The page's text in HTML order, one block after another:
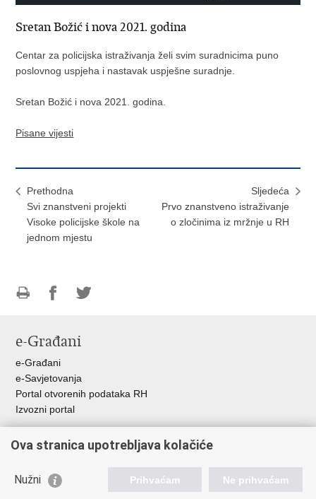
Sretan Božić i nova 2021. godina
Centar za policijska istraživanja želi svim suradnicima puno
poslovnog uspjeha i nastavak uspješne suradnje.
Sretan Božić i nova 2021. godina.
Pisane vijesti
Prethodna
Svi znanstveni projekti
Visoke policijske škole na
jednom mjestu
Sljedeća
Prvo znanstveno istraživanje
o zločinima iz mržnje u RH
FacebookuTwitteru
e-Građani
e-Građani
e-Savjetovanja
Portal otvorenih podataka RH
Izvozni portal
Pristup informacijama
Agencija za znanost i visoko obrazovanje
Ova stranica upotrebljava kolačiće
Nužni Prihvaćam Ne prihvaćam